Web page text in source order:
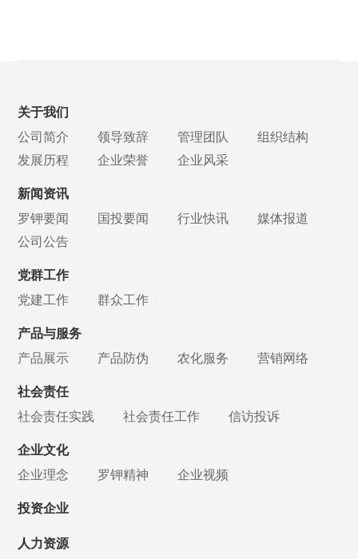
关于我们
公司简介
领导致辞 管理团队
组织结构
发展历程
企业荣誉 企业风采
新闻资讯
罗钾要闻
国投要闻 行业快讯
媒体报道
公司公告
党群工作
党建工作
群众工作
产品与服务
产品展示
产品防伪 农化服务 营销网络
社会责任
社会责任实践
社会责任工作 信访投诉
企业文化
企业理念
罗钾精神 企业视频
投资企业
人力资源